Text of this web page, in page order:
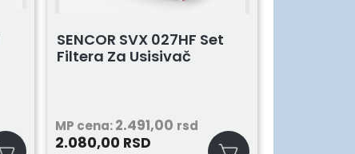
SENCOR SVX 027HF Set
Filtera Za Usisivač
MP cena:2.491,00 rsd
2.080,00 RSD